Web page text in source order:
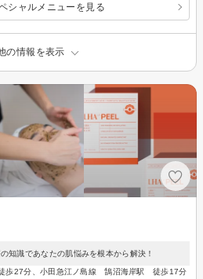
シャルメニューを見る
の情報を表示
知識であなたの肌悩みを根本から解決！
歩27分、小田急江ノ島線 鵠沼海岸駅 徒歩17分